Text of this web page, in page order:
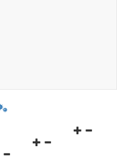
Navigationsmenü